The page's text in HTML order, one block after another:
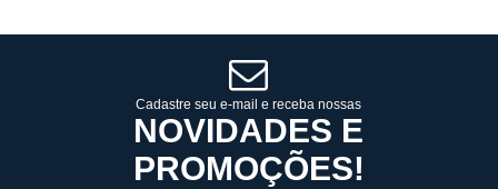
Cadastre seu e-mail e receba nossas
NOVIDADES E
PROMOÇÕES!